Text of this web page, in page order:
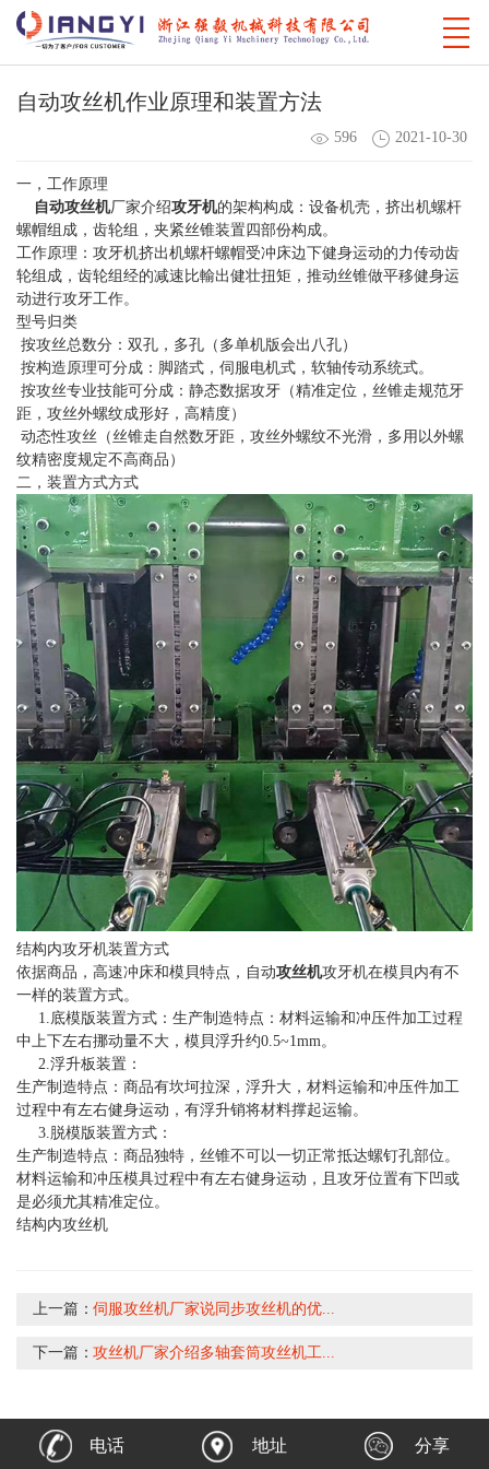
自动攻丝机作业原理和装置方法
596 2021-10-30
一，工作原理
自动攻丝机厂家介绍攻牙机的架构构成：设备机壳，挤出机螺杆
螺帽组成，齿轮组，夹紧丝锥装置四部份构成。
工作原理：攻牙机挤出机螺杆螺帽受冲床边下健身运动的力传动齿
轮组成，齿轮组经的减速比輸出健壮扭矩，推动丝锥做平移健身运
动进行攻牙工作。
型号归类
按攻丝总数分：双孔，多孔（多单机版会出八孔）
按构造原理可分成：脚踏式，伺服电机式，软轴传动系统式。
按攻丝专业技能可分成：静态数据攻牙（精准定位，丝锥走规范牙
距，攻丝外螺纹成形好，高精度）
动态性攻丝（丝锥走自然数牙距，攻丝外螺纹不光滑，多用以外螺
纹精密度规定不高商品）
二，装置方式方式
结构内攻牙机装置方式
依据商品，高速冲床和模貝特点，自动攻丝机攻牙机在模貝内有不
一样的装置方式。
1.底模版装置方式：生产制造特点：材料运输和冲压件加工过程
中上下左右挪动量不大，模貝浮升约0.5~1mm。
2.浮升板装置：
生产制造特点：商品有坎坷拉深，浮升大，材料运输和冲压件加工
过程中有左右健身运动，有浮升销将材料撑起运输。
3.脱模版装置方式：
生产制造特点：商品独特，丝锥不可以一切正常抵达螺钉孔部位。
材料运输和冲压模具过程中有左右健身运动，且攻牙位置有下凹或
是必须尤其精准定位。
结构内攻丝机
上一篇：伺服攻丝机厂家说同步攻丝机的优...
下一篇：攻丝机厂家介绍多轴套筒攻丝机工...
电话 地址 分享